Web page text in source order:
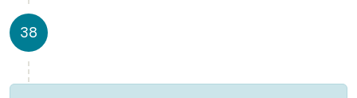
38